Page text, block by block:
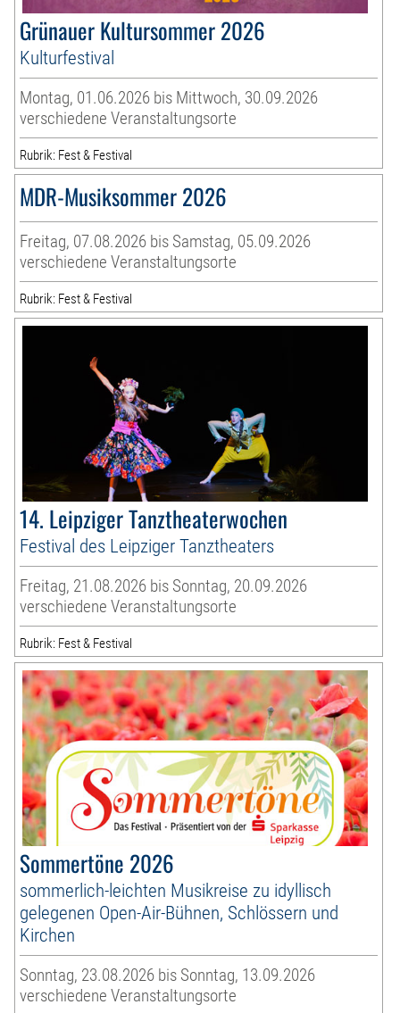
Grünauer Kultursommer 2026
Kulturfestival
Montag, 01.06.2026 bis Mittwoch, 30.09.2026
verschiedene Veranstaltungsorte
Rubrik: Fest & Festival
MDR-Musiksommer 2026
Freitag, 07.08.2026 bis Samstag, 05.09.2026
verschiedene Veranstaltungsorte
Rubrik: Fest & Festival
14. Leipziger Tanztheaterwochen
Festival des Leipziger Tanztheaters
Freitag, 21.08.2026 bis Sonntag, 20.09.2026
verschiedene Veranstaltungsorte
Rubrik: Fest & Festival
Sommertöne 2026
sommerlich-leichten Musikreise zu idyllisch
gelegenen Open-Air-Bühnen, Schlössern und
Kirchen
Sonntag, 23.08.2026 bis Sonntag, 13.09.2026
verschiedene Veranstaltungsorte